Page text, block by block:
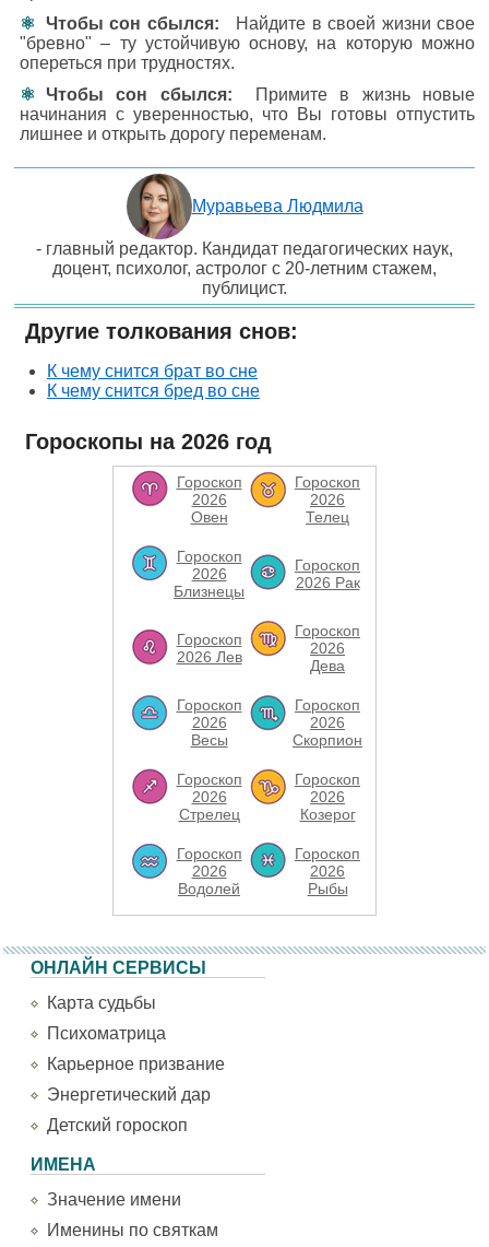
Чтобы сон сбылся:
Найдите в своей жизни свое
"бревно" – ту устойчивую основу, на которую можно
опереться при трудностях.
Чтобы сон сбылся:
Примите в жизнь новые
начинания с уверенностью, что Вы готовы отпустить
лишнее и открыть дорогу переменам.
Муравьева Людмила
- главный редактор. Кандидат педагогических наук,
доцент, психолог, астролог с 20-летним стажем,
публицист.
Другие толкования снов:
К чему снится брат во сне
К чему снится бред во сне
Гороскопы на 2026 год
Гороскоп
2026
Овен
Гороскоп
2026
Телец
Гороскоп
2026
Близнецы
Гороскоп
2026 Рак
Гороскоп
2026 Лев
Гороскоп
2026
Дева
Гороскоп
2026
Весы
Гороскоп
2026
Скорпион
Гороскоп
2026
Стрелец
Гороскоп
2026
Козерог
Гороскоп
2026
Водолей
Гороскоп
2026
Рыбы
ОНЛАЙН СЕРВИСЫ
Карта судьбы
Психоматрица
Карьерное призвание
Энергетический дар
Детский гороскоп
ИМЕНА
Значение имени
Именины по святкам